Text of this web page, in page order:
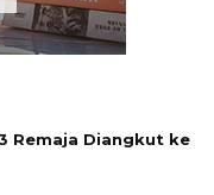
Remaja Diangkut ke